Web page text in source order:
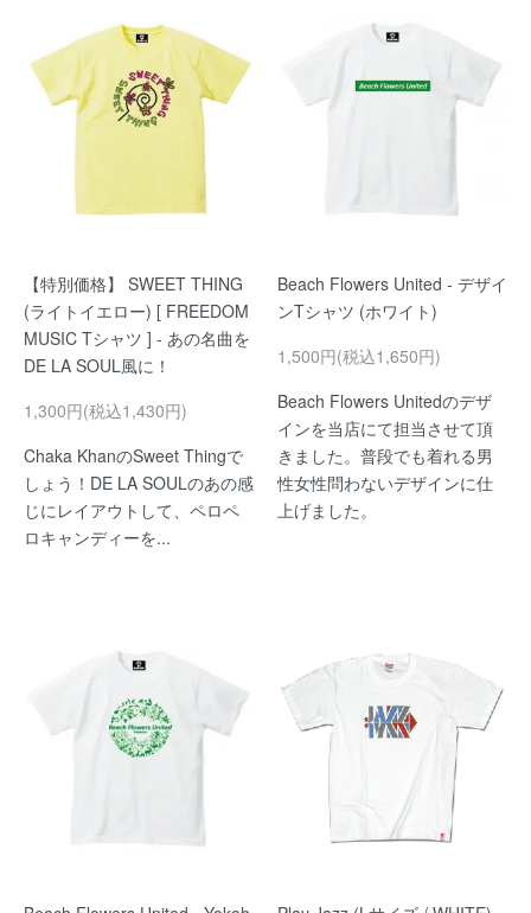
【特別価格】 SWEET THING
(ライトイエロー) [ FREEDOM
MUSIC Tシャツ ] - あの名曲を
DE LA SOUL風に！
1,300円(税込1,430円)
Chaka KhanのSweet Thingで
しょう！DE LA SOULのあの感
じにレイアウトして、ペロペ
ロキャンディーを...
Beach Flowers United - デザイ
ンTシャツ (ホワイト)
1,500円(税込1,650円)
Beach Flowers Unitedのデザ
インを当店にて担当させて頂
きました。普段でも着れる男
性女性問わないデザインに仕
上げました。